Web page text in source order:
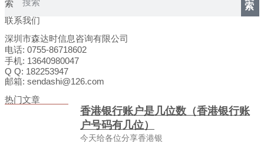
索
索
联系我们
深圳市森达时信息咨询有限公司
电话: 0755-86718602
手机: 13640980047
Q Q: 182253947
邮箱: sendashi@126.com
热门文章
香港银行账户是几位数（香港银行账
户号码有几位）
今天给各位分享香港银